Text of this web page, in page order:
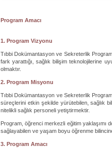
Program Amacı
1. Program Vizyonu
Tıbbi Dokümantasyon ve Sekreterlik
fark yarattığı, sağlık bilişim teknolojilerine
olmaktır.
2. Program Misyonu
Tıbbi Dokümantasyon ve Sekreterlik
süreçlerini etkin şekilde yürütebilen, sağlık
nitelikli sağlık personeli yetiştirmektir.
Program, öğrenci merkezli eğitim yaklaşımı
sağlayabilen ve yaşam boyu öğrenme
3. Program Amacı